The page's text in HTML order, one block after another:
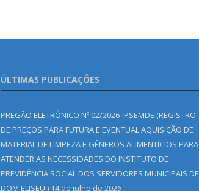
ÚLTIMAS PUBLICAÇÕES
PREGÃO ELETRÔNICO Nº 02/2026-IPSEMDE (REGISTRO
DE PREÇOS PARA FUTURA E EVENTUAL AQUISIÇÃO DE
MATERIAL DE LIMPEZA E GÊNEROS ALIMENTÍCIOS PARA
ATENDER AS NECESSIDADES DO INSTITUTO DE
PREVIDÊNCIA SOCIAL DOS SERVIDORES MUNICIPAIS DE
DOM ELISEU.) 14 de julho de 2026